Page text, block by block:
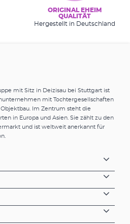
ORIGINAL EHEIM
QUALITÄT
Hergestellt in Deutschland
mit Sitz in Deizisau bei Stuttgart ist
mit Tochtergesellschaften
Im Zentrum steht die
in Europa und Asien. Sie zählt zu den
und ist weltweit anerkannt für